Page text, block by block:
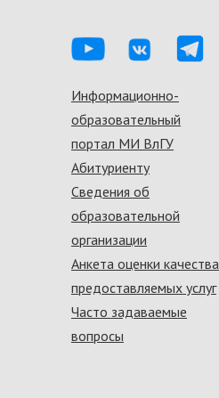
Footer
menu
Информационно-
образовательный
портал МИ ВлГУ
Абитуриенту
Сведения об
образовательной
организации
Анкета оценки качества
предоставляемых услуг
Часто задаваемые
вопросы